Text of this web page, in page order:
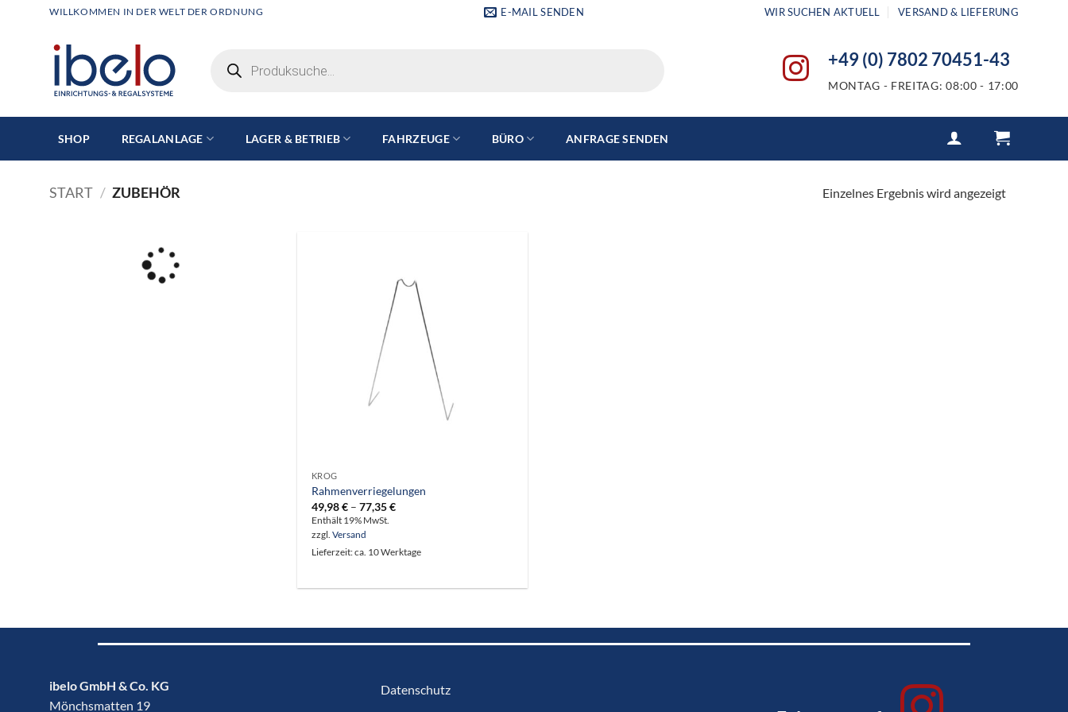
WILLKOMMEN IN DER WELT DER ORDNUNG E-MAIL SENDEN WIR SUCHEN AKTUELL VERSAND & LIEFERUNG
search
+49 (0) 7802 70451-43
MONTAG - FREITAG: 08:00 - 17:00
SHOP REGALANLAGE LAGER & BETRIEB FAHRZEUGE BÜRO ANFRAGE SENDEN
START / ZUBEHÖR Einzelnes Ergebnis wird angezeigt
KROG
Rahmenverriegelungen
49,98€ – 77,35€Preisspanne:
Enthält 19% MwSt.
zzgl. Versand
Lieferzeit: ca. 10 Werktage
ibelo GmbH & Co. KG
Mönchsmatten 19
Datenschutz